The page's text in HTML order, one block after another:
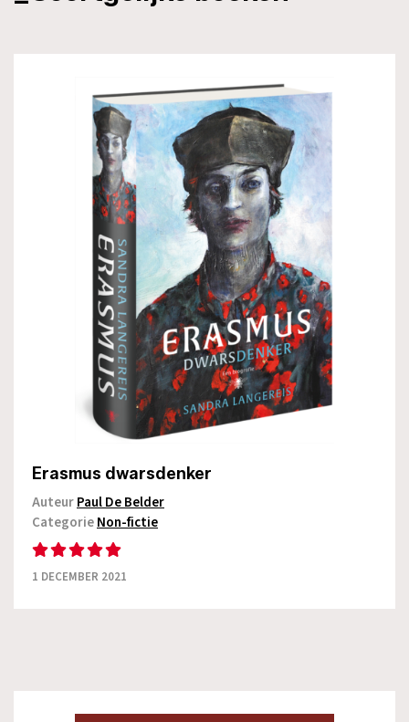
Erasmus dwarsdenker
AuteurPaul De Belder
CategorieNon-fictie
1 DECEMBER 2021